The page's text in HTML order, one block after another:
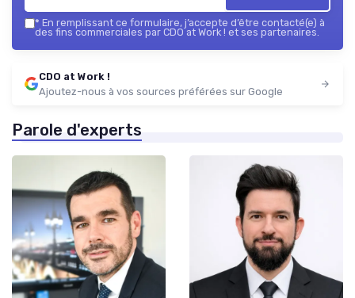
* En remplissant ce formulaire, j’accepte d’être contacté(e) à
des fins commerciales par CDO at Work ! et ses partenaires.
CDO at Work !
Ajoutez-nous à vos sources préférées sur Google
Parole d'experts